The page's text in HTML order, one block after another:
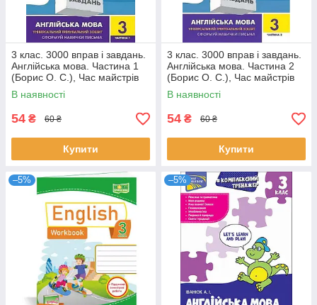
3 клас. 3000 вправ і завдань.
Англійська мова. Частина 1
(Борис О. С.), Час майстрів
В наявності
54 ₴ 60 ₴
Купити
3 клас. 3000 вправ і завдань.
Англійська мова. Частина 2
(Борис О. С.), Час майстрів
В наявності
54 ₴ 60 ₴
Купити
–5% –5%